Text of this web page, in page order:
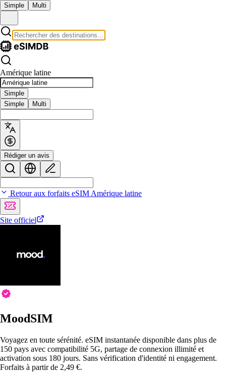
Simple Multi
Amérique latine
Simple
Simple
Multi
Rédiger un avis
Retour aux forfaits eSIM Amérique latine
Site officiel
MoodSIM
Voyagez en toute sérénité. eSIM instantanée disponible dans plus de
150 pays avec compatibilité 5G, partage de connexion illimité et
activation sous 180 jours. Sans vérification d'identité ni engagement.
Forfaits à partir de 2,49 €.